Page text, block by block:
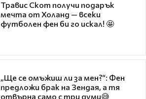
Травис Скот получи подарък
мечта от Холанд — всеки
футболен фен би го искал! 🤩
„Ще се омъжиш ли за мен?“: Фен
предложи брак на Зендая, а тя
отвърна само с три думи😅